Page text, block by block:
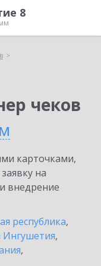
8
чеков
карточками,
на
внедрение
республика,
Ингушетия,
,